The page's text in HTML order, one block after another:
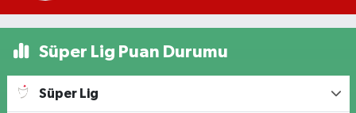
Süper Lig Puan Durumu
Süper Lig